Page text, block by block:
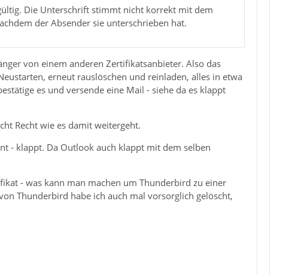
Die Unterschrift stimmt nicht korrekt mit dem
der Absender sie unterschrieben hat.
von einem anderen Zertifikatsanbieter. Also das
erneut rauslöschen und reinladen, alles in etwa
es und versende eine Mail - siehe da es klappt
Recht wie es damit weitergeht.
- klappt. Da Outlook auch klappt mit dem selben
- was kann man machen um Thunderbird zu einer
Thunderbird habe ich auch mal vorsorglich gelöscht,